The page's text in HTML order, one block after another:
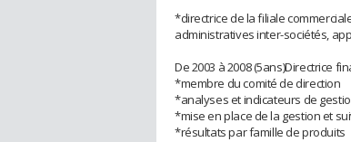
*directrice de la filiale
administratives inter-sociétés,
De 2003 à 2008 (5ans)Directrice
*membre du comité de direction
*analyses et indicateurs de
*mise en place de la gestion et
*résultats par famille de produits